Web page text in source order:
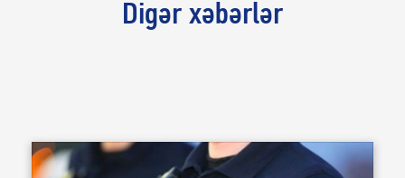
Digər xəbərlər